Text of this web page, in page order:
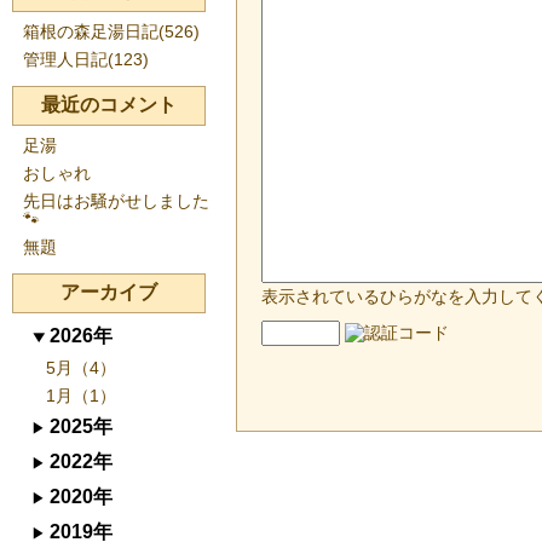
表示されているひらがなを入力して
箱根の森足湯日記(526)
管理人日記(123)
最近のコメント
足湯
おしゃれ
先日はお騒がせしました
🐾
無題
アーカイブ
2026年
5月（4）
1月（1）
2025年
2022年
2020年
2019年